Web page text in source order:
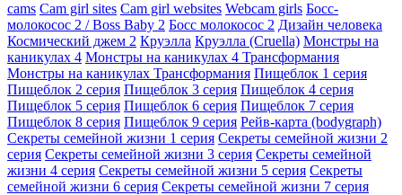
cams Cam girl sites Cam girl websites Webcam girls Босс-
молокосос 2 / Boss Baby 2 Босс молокосос 2 Дизайн человека
Космический джем 2 Круэлла Круэлла (Cruella) Монстры на
каникулах 4 Монстры на каникулах 4 Трансформания
Монстры на каникулах Трансформания Пищеблок 1 серия
Пищеблок 2 серия Пищеблок 3 серия Пищеблок 4 серия
Пищеблок 5 серия Пищеблок 6 серия Пищеблок 7 серия
Пищеблок 8 серия Пищеблок 9 серия Рейв-карта (bodygraph)
Секреты семейной жизни 1 серия Секреты семейной жизни 2
серия Секреты семейной жизни 3 серия Секреты семейной
жизни 4 серия Секреты семейной жизни 5 серия Секреты
семейной жизни 6 серия Секреты семейной жизни 7 серия